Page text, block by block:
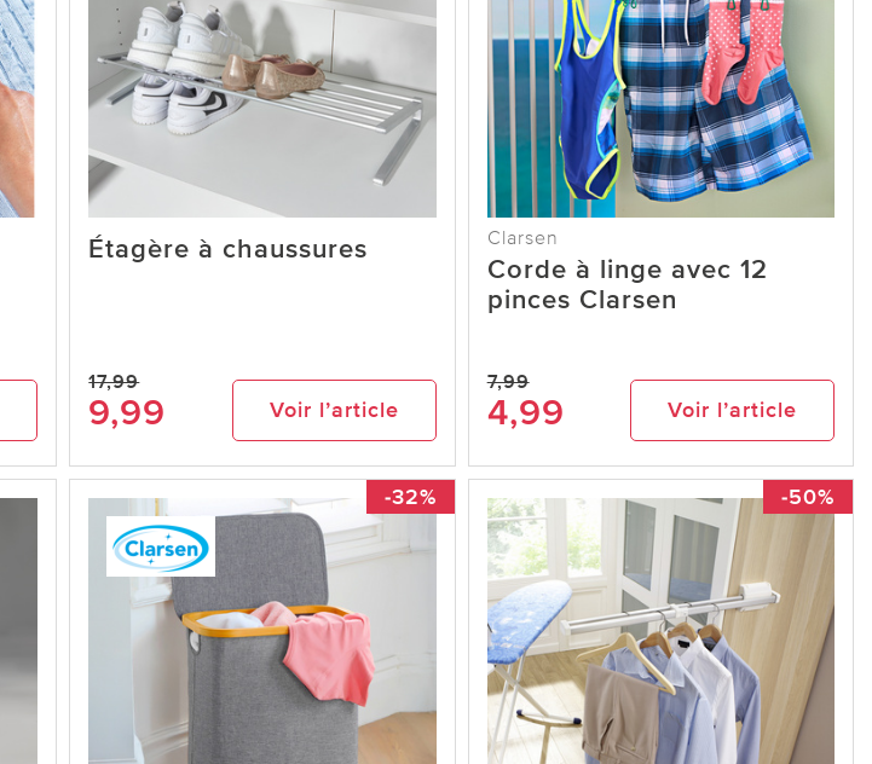
Étagère à chaussures
17,99
9,99 Voir l’article
Clarsen
Corde à linge avec 12
pinces Clarsen
7,99
4,99 Voir l’article
-32% -50%